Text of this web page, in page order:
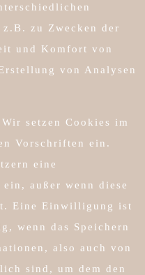
zu Zwecken der
und Komfort von
von Analysen
Wir setzen Cookies im
Vorschriften ein.
eine
außer wenn diese
Eine Einwilligung ist
wenn das Speichern
also auch von
sind, um dem den